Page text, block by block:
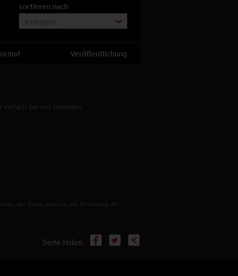
sortieren nach
Kategorie
Veröffentlichung
bei uns bestellen.
Seite teilen Facebook